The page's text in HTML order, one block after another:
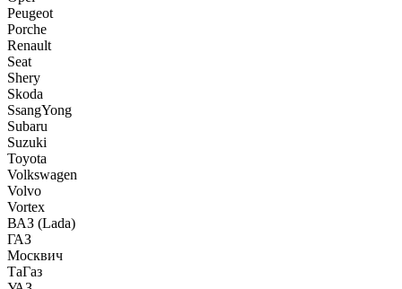
Peugeot
Porche
Renault
Seat
Shery
Skoda
SsangYong
Subaru
Suzuki
Toyota
Volkswagen
Volvo
Vortex
ВАЗ (Lada)
ГАЗ
Москвич
ТаГаз